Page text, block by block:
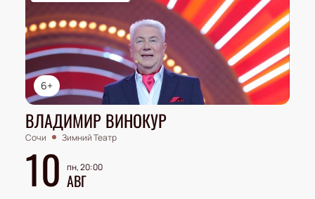
6+
ВЛАДИМИР ВИНОКУР
Сочи Зимний Театр
10 пн, 20:00
АВГ